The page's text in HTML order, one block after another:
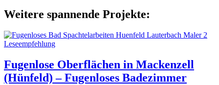
Weitere spannende Projekte:
Leseempfehlung
Fugenlose Oberflächen in Mackenzell
(Hünfeld) – Fugenloses Badezimmer